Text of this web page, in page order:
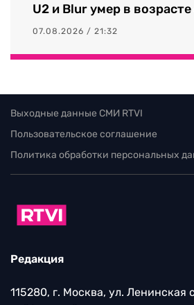
U2 и Blur умер в
07.08.2026 / 21:32
Выходные данные СМИ RTVI
Пользовательское соглашение
Политика обработки персональных
Редакция
115280, г. Москва, ул. Ленинская